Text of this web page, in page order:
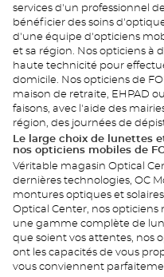
services d'un professionnel
bénéficier des soins
d'une équipe d'opticiens
et sa région. Nos opticiens à
haute technicité pour
domicile. Nos opticiens de
maison de retraite, EHPAD
faisons, avec l'aide des
région, des journées de
Le large choix de lunettes
nos opticiens mobiles de
Véritable magasin Optical
dernières technologies, OC
montures optiques et
Optical Center, nos opticiens
une gamme complète de
que soient vos attentes, nos
ont les capacités de vous
vous conviennent